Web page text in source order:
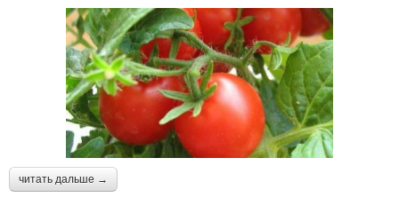
читать дальше →